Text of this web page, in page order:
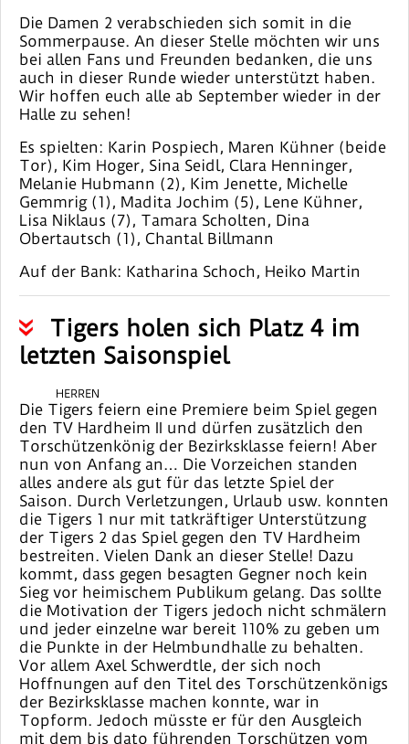
Die Damen 2 verabschieden sich somit in die
Sommerpause. An dieser Stelle möchten wir uns
bei allen Fans und Freunden bedanken, die uns
auch in dieser Runde wieder unterstützt haben.
Wir hoffen euch alle ab September wieder in der
Halle zu sehen!
Es spielten: Karin Pospiech, Maren Kühner (beide
Tor), Kim Hoger, Sina Seidl, Clara Henninger,
Melanie Hubmann (2), Kim Jenette, Michelle
Gemmrig (1), Madita Jochim (5), Lene Kühner,
Lisa Niklaus (7), Tamara Scholten, Dina
Obertautsch (1), Chantal Billmann
Auf der Bank: Katharina Schoch, Heiko Martin
Tigers holen sich Platz 4 im
letzten Saisonspiel
HERREN
Die Tigers feiern eine Premiere beim Spiel gegen
den TV Hardheim II und dürfen zusätzlich den
Torschützenkönig der Bezirksklasse feiern! Aber
nun von Anfang an… Die Vorzeichen standen
alles andere als gut für das letzte Spiel der
Saison. Durch Verletzungen, Urlaub usw. konnten
die Tigers 1 nur mit tatkräftiger Unterstützung
der Tigers 2 das Spiel gegen den TV Hardheim
bestreiten. Vielen Dank an dieser Stelle! Dazu
kommt, dass gegen besagten Gegner noch kein
Sieg vor heimischem Publikum gelang. Das sollte
die Motivation der Tigers jedoch nicht schmälern
und jeder einzelne war bereit 110% zu geben um
die Punkte in der Helmbundhalle zu behalten.
Vor allem Axel Schwerdtle, der sich noch
Hoffnungen auf den Titel des Torschützenkönigs
der Bezirksklasse machen konnte, war in
Topform. Jedoch müsste er für den Ausgleich
mit dem bis dato führenden Torschützen vom